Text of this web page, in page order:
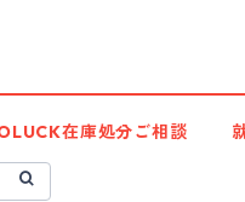
在庫処分ご相談